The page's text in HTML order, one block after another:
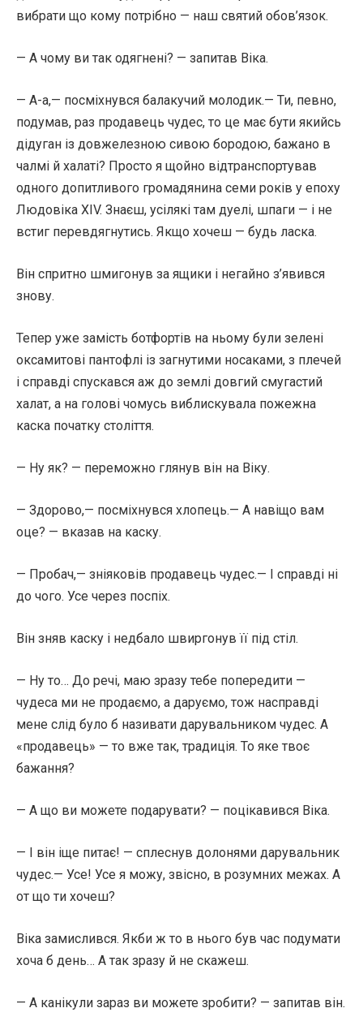
вибрати що кому потрібно — наш святий обов’язок.
— А чому ви так одягнені? — запитав Віка.
— А-а,— посміхнувся балакучий молодик.— Ти, певно,
подумав, раз продавець чудес, то це має бути якийсь
дідуган із довжелезною сивою бородою, бажано в
чалмі й халаті? Просто я щойно відтранспортував
одного допитливого громадянина семи років у епоху
Людовіка XIV. Знаєш, усілякі там дуелі, шпаги — і не
встиг перевдягнутись. Якщо хочеш — будь ласка.
Він спритно шмигонув за ящики і негайно з’явився
знову.
Тепер уже замість ботфортів на ньому були зелені
оксамитові пантофлі із загнутими носаками, з плечей
і справді спускався аж до землі довгий смугастий
халат, а на голові чомусь виблискувала пожежна
каска початку століття.
— Ну як? — переможно глянув він на Віку.
— Здорово,— посміхнувся хлопець.— А навіщо вам
оце? — вказав на каску.
— Пробач,— зніяковів продавець чудес.— І справді ні
до чого. Усе через поспіх.
Він зняв каску і недбало швиргонув її під стіл.
— Ну то… До речі, маю зразу тебе попередити —
чудеса ми не продаємо, а даруємо, тож насправді
мене слід було б називати дарувальником чудес. А
«продавець» — то вже так, традиція. То яке твоє
бажання?
— А що ви можете подарувати? — поцікавився Віка.
— І він іще питає! — сплеснув долонями дарувальник
чудес.— Усе! Усе я можу, звісно, в розумних межах. А
от що ти хочеш?
Віка замислився. Якби ж то в нього був час подумати
хоча б день… А так зразу й не скажеш.
— А канікули зараз ви можете зробити? — запитав він.